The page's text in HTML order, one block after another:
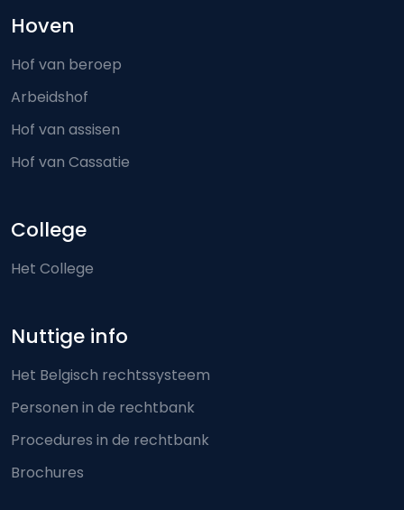
Hoven
Hof van beroep
Arbeidshof
Hof van assisen
Hof van Cassatie
College
Het College
Nuttige info
Het Belgisch rechtssysteem
Personen in de rechtbank
Procedures in de rechtbank
Brochures